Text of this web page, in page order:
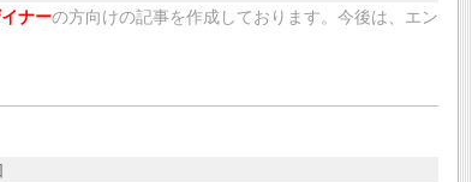
ナーの方向けの記事を作成しております。今後は、エン